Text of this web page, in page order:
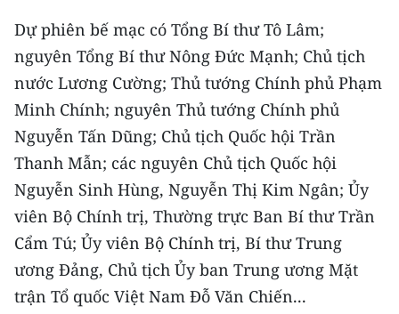
KHOA HỌC - CÔNG NGHỆ
MÔI TRƯỜNG
BẠN ĐỌC
KIỂM CHỨNG THÔNG TIN
TRI THỨC CHUYÊN SÂU
54 DÂN TỘC VIỆT NAM
CHƯƠNG TRÌNH OCOP - MỖI XÃ
MỘT SẢN PHẨM
Dự phiên bế mạc có Tổng Bí thư Tô Lâm;
nguyên Tổng Bí thư Nông Đức Mạnh; Chủ tịch
nước Lương Cường; Thủ tướng Chính phủ Phạm
Minh Chính; nguyên Thủ tướng Chính phủ
Nguyễn Tấn Dũng; Chủ tịch Quốc hội Trần
Thanh Mẫn; các nguyên Chủ tịch Quốc hội
Nguyễn Sinh Hùng, Nguyễn Thị Kim Ngân; Ủy
viên Bộ Chính trị, Thường trực Ban Bí thư Trần
Cẩm Tú; Ủy viên Bộ Chính trị, Bí thư Trung
ương Đảng, Chủ tịch Ủy ban Trung ương Mặt
trận Tổ quốc Việt Nam Đỗ Văn Chiến...